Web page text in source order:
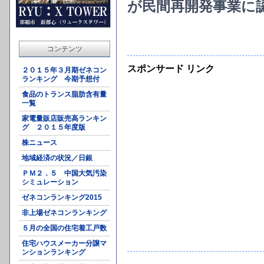
コンテンツ
２０１５年３月期ゼネコン
ランキング 今期予想付
食品のトランス脂肪含有量
一覧
家電量販店販売高ランキン
グ ２０１５年度版
株ニュース
地域経済の状況／日銀
ＰＭ２．５ 中国大気汚染
シミュレーション
ゼネコンランキング2015
非上場ゼネコンランキング
５月の全国の住宅着工戸数
住宅ハウスメーカー分譲マ
ンションランキング
が民間再開発事業に
スポンサード リンク